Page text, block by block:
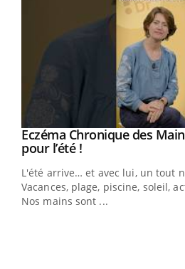
Youtube
Eczéma Chronique des
pour l’été !Youtube
L'été arrive… et avec lui, un tout
Vacances, plage, piscine, soleil,
Nos mains sont ...